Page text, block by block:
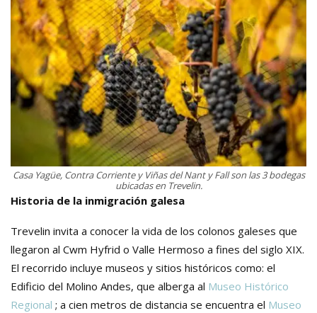
Casa Yagüe, Contra Corriente y Viñas del Nant y Fall son las 3 bodegas
ubicadas en Trevelin.
Historia de la inmigración galesa
Trevelin invita a conocer la vida de los colonos galeses que
llegaron al Cwm Hyfrid o Valle Hermoso a fines del siglo XIX.
El recorrido incluye museos y sitios históricos como: el
Edificio del Molino Andes, que alberga al Museo Histórico
Regional ; a cien metros de distancia se encuentra el Museo